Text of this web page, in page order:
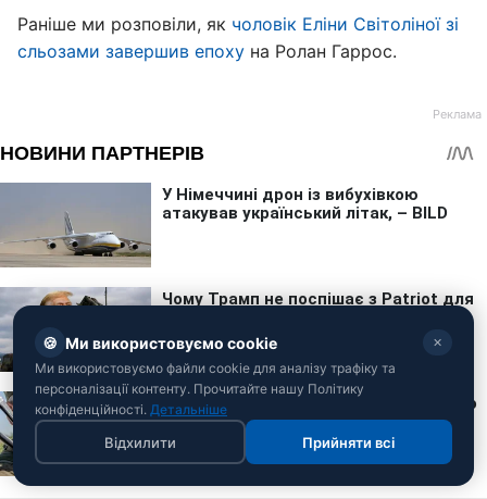
Раніше ми розповіли, як чоловік Еліни Світоліної зі
сльозами завершив епоху на Ролан Гаррос.
🍪 Ми використовуємо cookie ✕
Ми використовуємо файли cookie для аналізу трафіку та
персоналізації контенту. Прочитайте нашу Політику
конфіденційності. Детальніше
Відхилити Прийняти всі